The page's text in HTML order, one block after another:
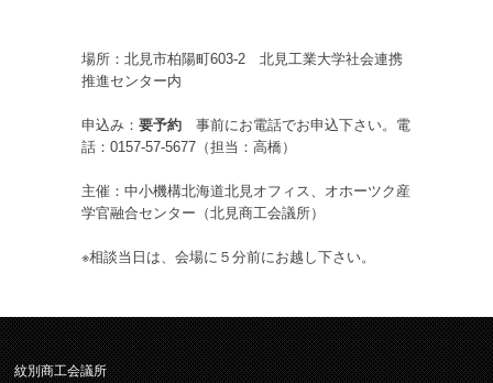
場所：北見市柏陽町603-2 北見工業大学社会連携
推進センター内
申込み： 要予約 事前にお電話でお申込下さい。電
話：0157-57-5677（担当：高橋）
主催：中小機構北海道北見オフィス、オホーツク産
学官融合センター（北見商工会議所）
※相談当日は、会場に５分前にお越し下さい。
紋別商工会議所